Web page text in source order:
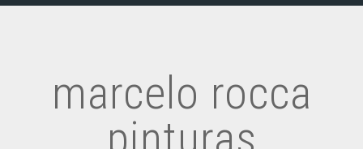
marcelo rocca